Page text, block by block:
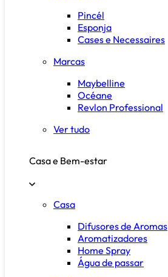
Pincél
Esponja
Cases e Necessaires
Marcas
Maybelline
Océane
Revlon Professional
Ver tudo
Casa e Bem-estar
Casa
Difusores de Aromas
Aromatizadores
Home Spray
Água de passar